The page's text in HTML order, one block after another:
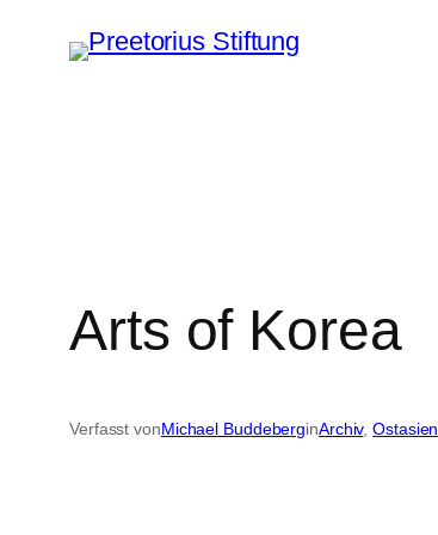
Inhalt
Arts of Korea
Verfasst vonMichael BuddeberginArchiv, Ostasien